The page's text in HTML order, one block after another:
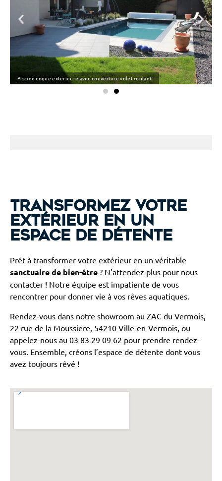
Piscine coque exterieure avec couverture volet roulant
Transformez votre
extérieur en un
espace de détente
Prêt à transformer votre extérieur en un véritable
sanctuaire de bien-être ? N’attendez plus pour nous
contacter ! Notre équipe est impatiente de vous
rencontrer pour donner vie à vos rêves aquatiques.
Rendez-vous dans notre showroom au ZAC du Vermois,
22 rue de la Moussiere, 54210 Ville-en-Vermois, ou
appelez-nous au 03 83 29 09 62 pour prendre rendez-
vous. Ensemble, créons l’espace de détente dont vous
avez toujours rêvé !